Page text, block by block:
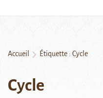
Accueil Étiquette : Cycle
Cycle